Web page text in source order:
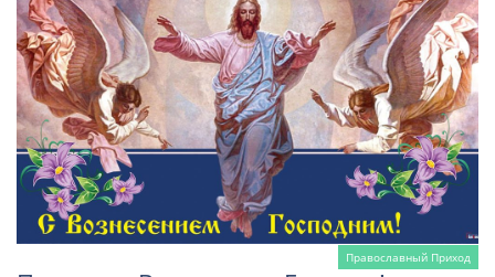
Православный Приход